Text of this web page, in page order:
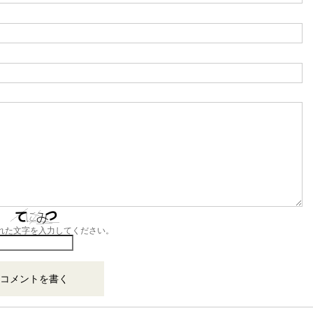
た文字を入力してください。